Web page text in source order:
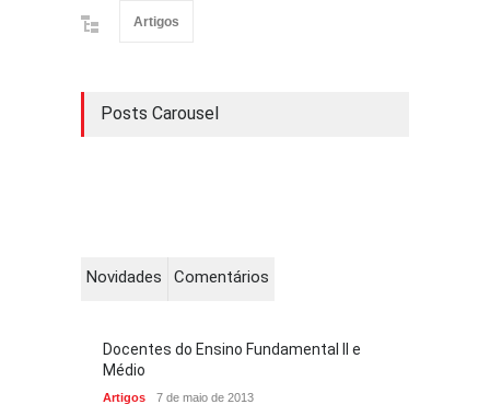
Artigos
Posts Carousel
Novidades Comentários
Docentes do Ensino Fundamental II e
Médio
Artigos 7 de maio de 2013